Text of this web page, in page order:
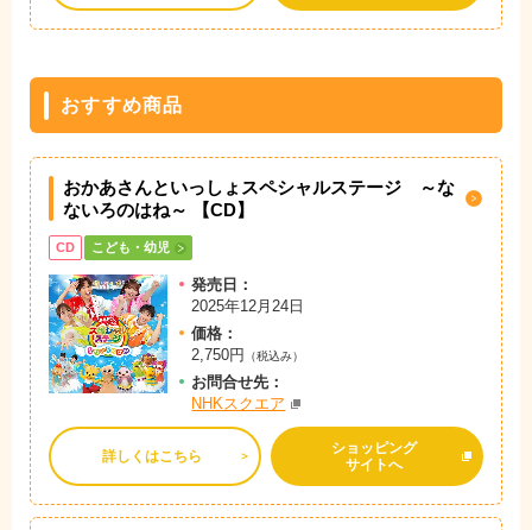
おすすめ商品
おかあさんといっしょスペシャルステージ ～な
ないろのはね～ 【CD】
CD こども・幼児
発売日：
2025年12月24日
価格：
2,750円
（税込み）
お問合せ先：
NHKスクエア
詳しくはこちら
ショッピング
サイトへ